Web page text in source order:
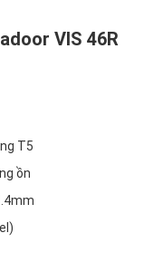
VIS 46R
T5
ồn